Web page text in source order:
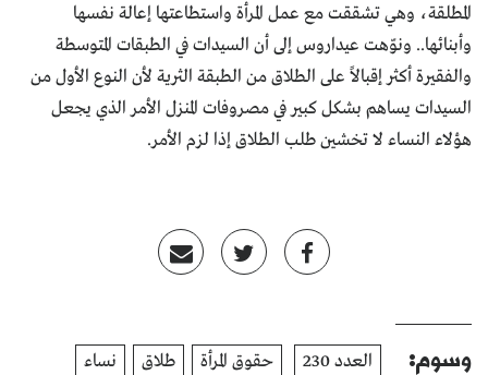
المطلقة، وهي تشققت مع عمل المرأة واستطاعتها إعالة نفسها
وأبنائها.. ونوّهت عيداروس إلى أن السيدات في الطبقات المتوسطة
والفقيرة أكثر إقبالاً على الطلاق من الطبقة الثرية لأن النوع الأول من
السيدات يساهم بشكل كبير في مصروفات المنزل الأمر الذي يجعل
هؤلاء النساء لا تخشين طلب الطلاق إذا لزم الأمر.
وسوم: العدد 230 حقوق المرأة طلاق نساء